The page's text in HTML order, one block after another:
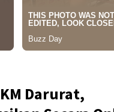
Darurat,